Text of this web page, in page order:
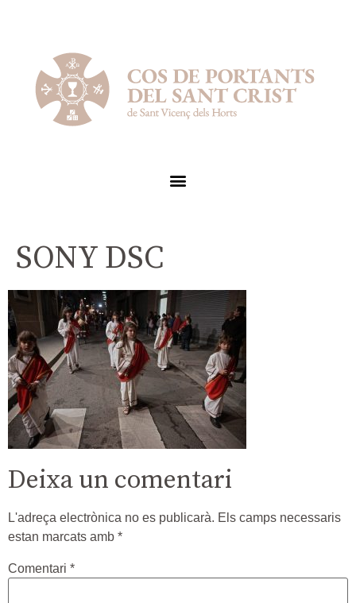
SONY DSC
Deixa un comentari
L'adreça electrònica no es publicarà. Els camps necessaris
estan marcats amb *
Comentari *